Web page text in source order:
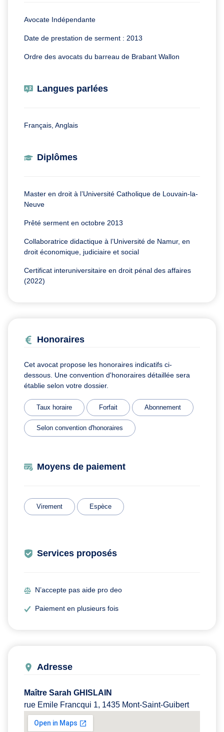
Avocate Indépendante
Date de prestation de serment : 2013
Ordre des avocats du barreau de Brabant Wallon
Langues parlées
Français, Anglais
Diplômes
Master en droit à l’Université Catholique de Louvain-la-
Neuve
Prêté serment en octobre 2013
Collaboratrice didactique à l’Université de Namur, en
droit économique, judiciaire et social
Certificat interuniversitaire en droit pénal des affaires
(2022)
Honoraires
Cet avocat propose les honoraires indicatifs ci-
dessous. Une convention d'honoraires détaillée sera
établie selon votre dossier.
Taux horaire Forfait Abonnement
Selon convention d'honoraires
Moyens de paiement
Virement Espèce
Services proposés
N’accepte pas aide pro deo
Paiement en plusieurs fois
Adresse
Maître Sarah GHISLAIN
rue Emile Francqui 1, 1435 Mont-Saint-Guibert